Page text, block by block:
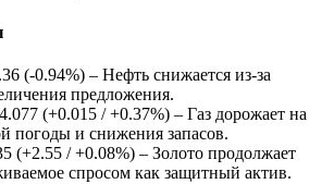
(-0.94%) – Нефть снижается из-за
предложения.
(+0.015 / +0.37%) – Газ дорожает на
погоды и снижения запасов.
(+2.55 / +0.08%) – Золото продолжает
спросом как защитный актив.